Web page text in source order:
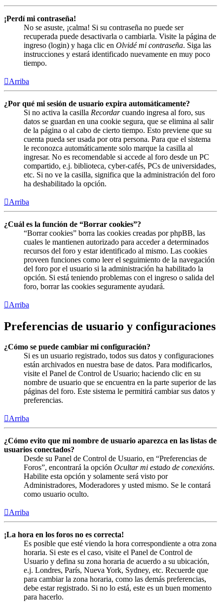
¡Perdí mi contraseña!
No se asuste, ¡calma! Si su contraseña no puede ser
recuperada puede desactivarla o cambiarla. Visite la página de
ingreso (login) y haga clic en Olvidé mi contraseña. Siga las
instrucciones y estará identificado nuevamente en muy poco
tiempo.
Arriba
¿Por qué mi sesión de usuario expira automáticamente?
Si no activa la casilla Recordarcuando ingresa al foro, sus
datos se guardan en una cookie segura, que se elimina al salir
de la página o al cabo de cierto tiempo. Esto previene que su
cuenta pueda ser usada por otra persona. Para que el sistema
le reconozca automáticamente solo marque la casilla al
ingresar. No es recomendable si accede al foro desde un PC
compartido, e.j. biblioteca, cyber-cafés, PCs de universidades,
etc. Si no ve la casilla, significa que la administración del foro
ha deshabilitado la opción.
Arriba
¿Cuál es la función de “Borrar cookies”?
“Borrar cookies” borra las cookies creadas por phpBB, las
cuales le mantienen autorizado para acceder a determinados
recursos del foro y estar identificado al mismo. Las cookies
proveen funciones como leer el seguimiento de la navegación
del foro por el usuario si la administración ha habilitado la
opción. Si está teniendo problemas con el ingreso o salida del
foro, borrar las cookies seguramente ayudará.
Arriba
Preferencias de usuario y configuraciones
¿Cómo se puede cambiar mi configuración?
Si es un usuario registrado, todos sus datos y configuraciones
están archivados en nuestra base de datos. Para modificarlos,
visite el Panel de Control de Usuario; haciendo clic en su
nombre de usuario que se encuentra en la parte superior de las
páginas del foro. Este sistema le permitirá cambiar sus datos y
preferencias.
Arriba
¿Cómo evito que mi nombre de usuario aparezca en las listas de
usuarios conectados?
Desde su Panel de Control de Usuario, en “Preferencias de
Foros”, encontrará la opción Ocultar mi estado de conexións.
Habilite esta opción y solamente será visto por
Administradores, Moderadores y usted mismo. Se le contará
como usuario oculto.
Arriba
¡La hora en los foros no es correcta!
Es posible que esté viendo la hora correspondiente a otra zona
horaria. Si este es el caso, visite el Panel de Control de
Usuario y defina su zona horaria de acuerdo a su ubicación,
e.j. Londres, París, Nueva York, Sydney, etc. Recuerde que
para cambiar la zona horaria, como las demás preferencias,
debe estar registrado. Si no lo está, este es un buen momento
para hacerlo.